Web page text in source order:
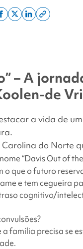
ShareShareShareCopy
– A
de
a vida de
do Norte
“Davis Out of
o que o futuro
e tem cegueira
cognitivo/
família precisa se